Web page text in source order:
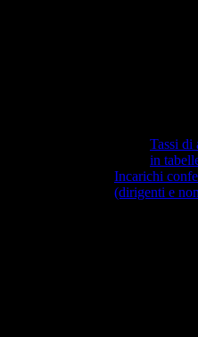
Tassi di
in
Incarichi
(dirigenti e